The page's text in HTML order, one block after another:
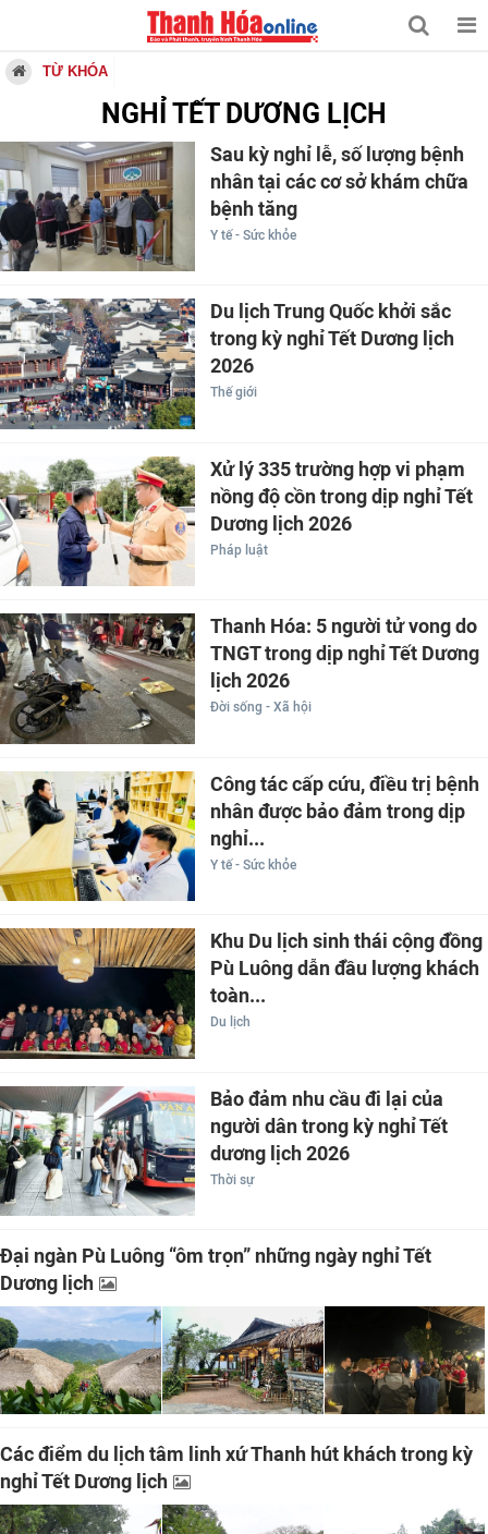
TỪ KHÓA
NGHỈ TẾT DƯƠNG LỊCH
Sau kỳ nghỉ lễ, số lượng bệnh
nhân tại các cơ sở khám chữa
bệnh tăng
Y tế - Sức khỏe
Du lịch Trung Quốc khởi sắc
trong kỳ nghỉ Tết Dương lịch
2026
Thế giới
Xử lý 335 trường hợp vi phạm
nồng độ cồn trong dịp nghỉ Tết
Dương lịch 2026
Pháp luật
Thanh Hóa: 5 người tử vong do
TNGT trong dịp nghỉ Tết Dương
lịch 2026
Đời sống - Xã hội
Công tác cấp cứu, điều trị bệnh
nhân được bảo đảm trong dịp
nghỉ...
Y tế - Sức khỏe
Khu Du lịch sinh thái cộng đồng
Pù Luông dẫn đầu lượng khách
toàn...
Du lịch
Bảo đảm nhu cầu đi lại của
người dân trong kỳ nghỉ Tết
dương lịch 2026
Thời sự
Đại ngàn Pù Luông “ôm trọn” những ngày nghỉ Tết
Dương lịch
Các điểm du lịch tâm linh xứ Thanh hút khách trong kỳ
nghỉ Tết Dương lịch